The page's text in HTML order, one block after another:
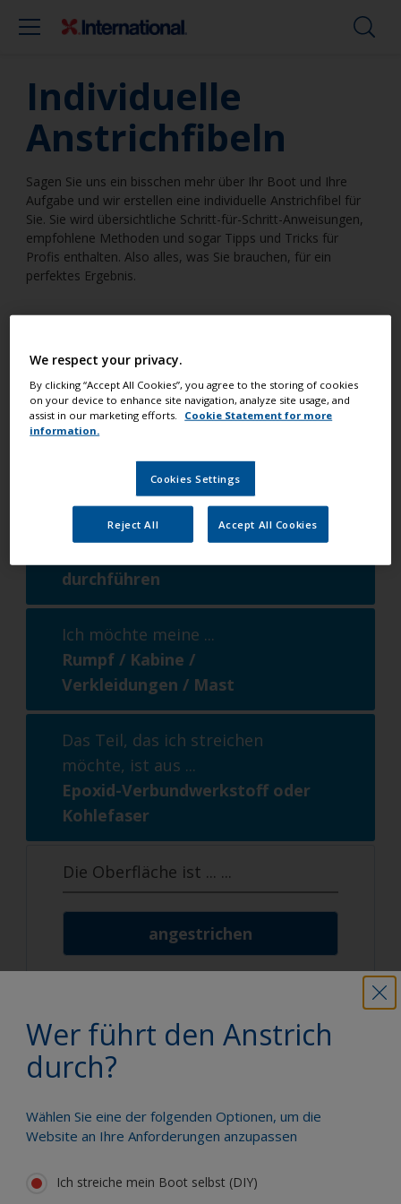
Individuelle
Anstrichfibeln
Sagen Sie uns ein bisschen mehr über Ihr Boot und Ihre
Aufgabe und wir erstellen eine individuelle Anstrichfibel für
Sie. Sie wird übersichtliche Schritt-für-Schritt-Anweisungen,
empfohlene Methoden und sogar Tipps und Tricks für
Profis enthalten. Also alles, was Sie brauchen, für ein
perfektes Ergebnis.
Ich werde auf einer Fläche im
Überwasserbereich arbeiten
Boot streichen
Ich möchte ...
durchführen
Ich möchte meine ...
Rumpf / Kabine /
Verkleidungen / Mast
Das Teil, das ich streichen
möchte, ist aus ...
Epoxid-Verbundwerkstoff oder
Kohlefaser
Die Oberfläche ist ... ...
angestrichen
Wir stehen Ihnen hilfreich zur
Unser freundlicher Helpdesk ist von Mo.-Do. von 10:00 Uhr -
Wer führt den Anstrich
durch?
Wählen Sie eine der folgenden Optionen, um die
Website an Ihre Anforderungen anzupassen
Ich streiche mein Boot selbst (DIY)
We respect your privacy.
By clicking “Accept All Cookies”, you agree to the storing of cookies
on your device to enhance site navigation, analyze site usage, and
assist in our marketing efforts.
Cookie Statement for more
information.
Cookies Settings
Reject All Accept All Cookies